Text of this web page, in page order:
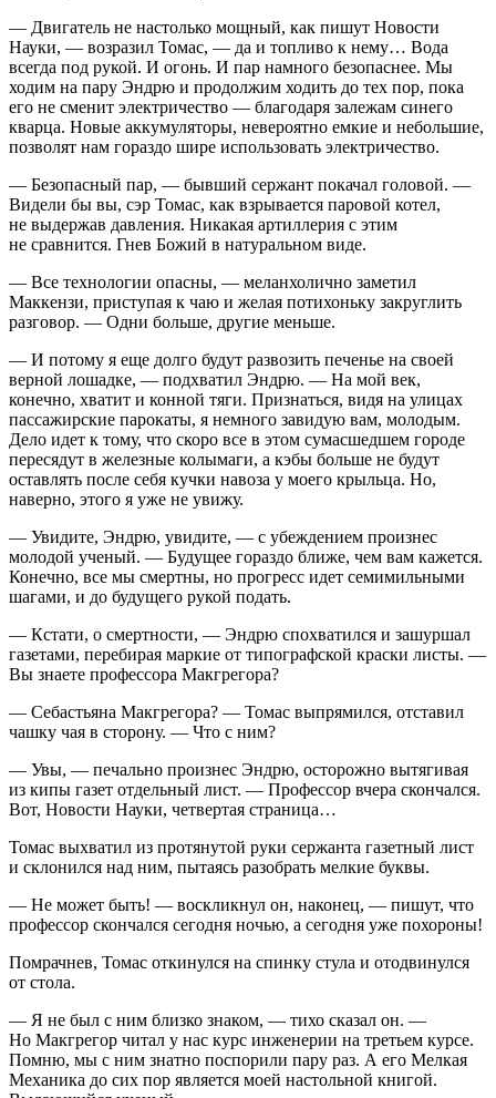
— Двигатель не настолько мощный, как пишут Новости
Науки, — возразил Томас, — да и топливо к нему… Вода
всегда под рукой. И огонь. И пар намного безопаснее. Мы
ходим на пару Эндрю и продолжим ходить до тех пор, пока
его не сменит электричество — благодаря залежам синего
кварца. Новые аккумуляторы, невероятно емкие и небольшие,
позволят нам гораздо шире использовать электричество.
— Безопасный пар, — бывший сержант покачал головой. —
Видели бы вы, сэр Томас, как взрывается паровой котел,
не выдержав давления. Никакая артиллерия с этим
не сравнится. Гнев Божий в натуральном виде.
— Все технологии опасны, — меланхолично заметил
Маккензи, приступая к чаю и желая потихоньку закруглить
разговор. — Одни больше, другие меньше.
— И потому я еще долго будут развозить печенье на своей
верной лошадке, — подхватил Эндрю. — На мой век,
конечно, хватит и конной тяги. Признаться, видя на улицах
пассажирские парокаты, я немного завидую вам, молодым.
Дело идет к тому, что скоро все в этом сумасшедшем городе
пересядут в железные колымаги, а кэбы больше не будут
оставлять после себя кучки навоза у моего крыльца. Но,
наверно, этого я уже не увижу.
— Увидите, Эндрю, увидите, — с убеждением произнес
молодой ученый. — Будущее гораздо ближе, чем вам кажется.
Конечно, все мы смертны, но прогресс идет семимильными
шагами, и до будущего рукой подать.
— Кстати, о смертности, — Эндрю спохватился и зашуршал
газетами, перебирая маркие от типографской краски листы. —
Вы знаете профессора Макгрегора?
— Себастьяна Макгрегора? — Томас выпрямился, отставил
чашку чая в сторону. — Что с ним?
— Увы, — печально произнес Эндрю, осторожно вытягивая
из кипы газет отдельный лист. — Профессор вчера скончался.
Вот, Новости Науки, четвертая страница…
Томас выхватил из протянутой руки сержанта газетный лист
и склонился над ним, пытаясь разобрать мелкие буквы.
— Не может быть! — воскликнул он, наконец, — пишут, что
профессор скончался сегодня ночью, а сегодня уже похороны!
Помрачнев, Томас откинулся на спинку стула и отодвинулся
от стола.
— Я не был с ним близко знаком, — тихо сказал он. —
Но Макгрегор читал у нас курс инженерии на третьем курсе.
Помню, мы с ним знатно поспорили пару раз. А его Мелкая
Механика до сих пор является моей настольной книгой.